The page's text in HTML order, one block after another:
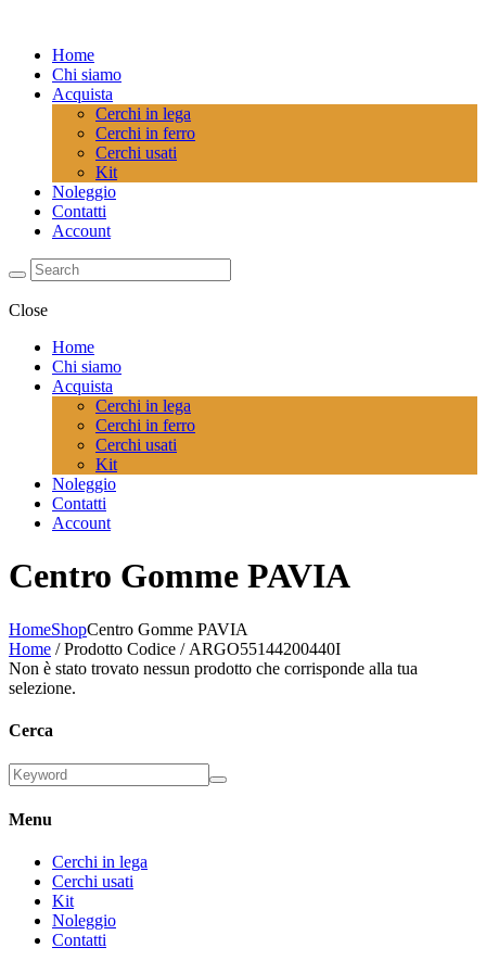
Home
Chi siamo
Acquista
Cerchi in lega
Cerchi in ferro
Cerchi usati
Kit
Noleggio
Contatti
Account
Close
Home
Chi siamo
Acquista
Cerchi in lega
Cerchi in ferro
Cerchi usati
Kit
Noleggio
Contatti
Account
Centro Gomme PAVIA
HomeShopCentro Gomme PAVIA
Home / Prodotto Codice / ARGO55144200440I
Non è stato trovato nessun prodotto che corrisponde alla tua
selezione.
Cerca
Menu
Cerchi in lega
Cerchi usati
Kit
Noleggio
Contatti